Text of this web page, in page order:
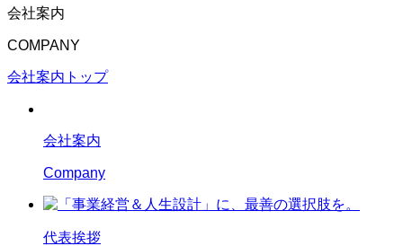
会社案内
COMPANY
会社案内トップ
会社案内
Company
代表挨拶